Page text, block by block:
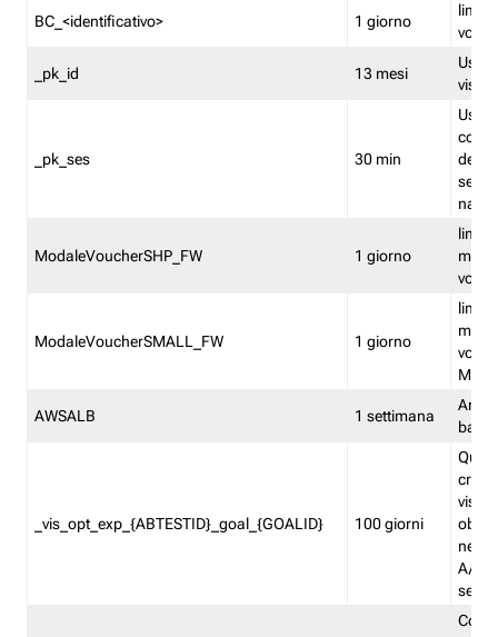
BC_<identificativo> 1 giorno
limita
_pk_id 13 mesi
_pk_ses 30 min
ModaleVoucherSHP_FW 1 giorno
ModaleVoucherSMALL_FW 1 giorno
AWSALB 1 settimana
_vis_opt_exp_{ABTESTID}_goal_{GOALID} 100 giorni
nel
A/B.